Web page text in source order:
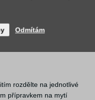
rozdělte na jednotlivé
přípravkem na mytí
Odmítám